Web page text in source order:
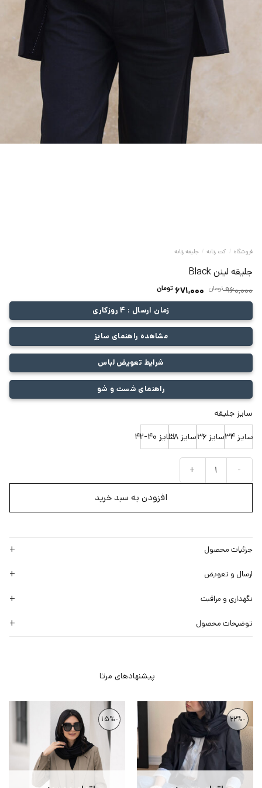
فروشگاه / کت زنانه / جلیقه زنانه
جلیقه لینن Black
960,000 تومان قیمت
اصلی:
960,000 تومان
بود.
671,000تومانقیمت
فعلی:
671,000 تومان.
زمان ارسال : 4 روزکاری
مشاهده راهنمای سایز
شرایط تعویض لباس
راهنمای شست و شو
سایز جلیقه
سایز 34
سایز 36 سایز 38 سایز 40-42
جلیقه لینن Black عدد
افزودن به سبد خرید
جزئیات محصول
ارسال و تعویض
نگهداری و مراقبت
توضیحات محصول
-22%